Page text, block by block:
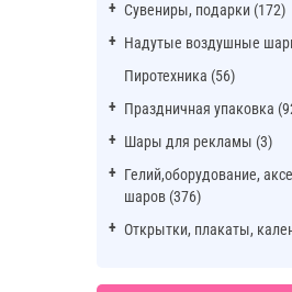
Сувениры, подарки (172)
Надутые воздушные
Пиротехника (56)
Праздничная упаковка
Шары для рекламы (3)
Гелий,оборудование,
шаров (376)
Открытки, плакаты,